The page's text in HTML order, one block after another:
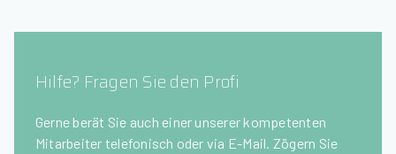
Hilfe? Fragen Sie den Profi
Gerne berät Sie auch einer unserer kompetenten
Mitarbeiter telefonisch oder via E-Mail. Zögern Sie